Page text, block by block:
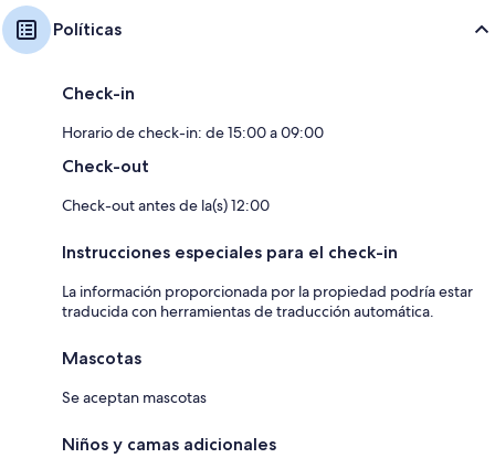
Políticas
Check-in
Horario de check-in: de 15:00 a 09:00
Check-out
Check-out antes de la(s) 12:00
Instrucciones especiales para el check-in
La información proporcionada por la propiedad podría estar
traducida con herramientas de traducción automática.
Mascotas
Se aceptan mascotas
Niños y camas adicionales